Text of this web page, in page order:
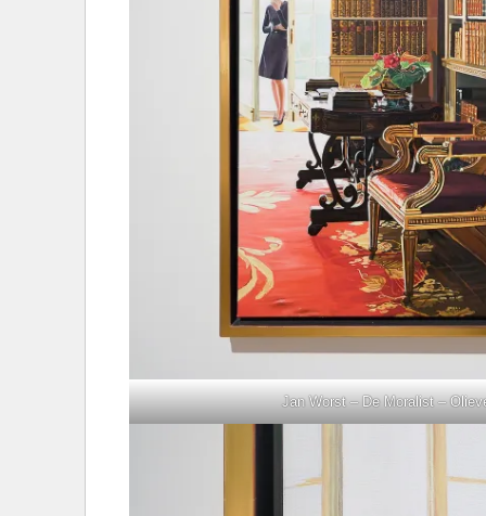
Jan Worst – De Moralist –